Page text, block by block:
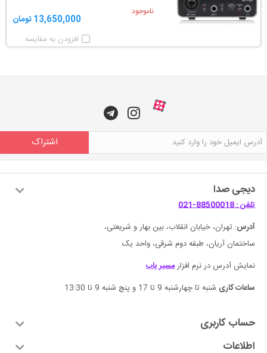
ناموجود
13,650,000 تومان
افزودن به مقایسه
اشتراک
دیجی صدا
تلفن : 88500018-021
آدرس: تهران، خیابان انقلاب، بین بهار و شریعتی،
ساختمان آریان، طبقه دوم شرقی، واحد یک
نمایش آدرس در نرم افزارمسیر یاب
ساعات کاری شنبه تا چهارشنبه 9 تا 17 و پنچ شنبه 9 تا 13:30
حساب کاربری
اطلاعات